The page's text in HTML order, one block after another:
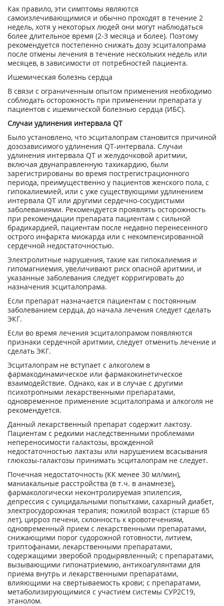
Как правило, эти симптомы являются
самоизлечивающимися и обычно проходят в течение 2
недель, хотя у некоторых людей они могут наблюдаться
более длительное время (2-3 месяца и более). Поэтому
рекомендуется постепенно снижать дозу эсциталопрама
после отмены лечения в течение нескольких недель или
месяцев, в зависимости от потребностей пациента.
Ишемическая болезнь сердца
В связи с ограниченным опытом применения необходимо
соблюдать осторожность при применении препарата у
пациентов с ишемической болезнью сердца (ИБС).
Случаи удлинения интервала QT
Было установлено, что эсциталопрам становится причиной
дозозависимого удлинения QT-интервала. Случаи
удлинения интервала QT и желудочковой аритмии,
включая двунаправленную тахикардию, были
зарегистрированы во время пострегистрационного
периода, преимущественно у пациентов женского пола, с
гипокалиемией, или с уже существующими удлинением
интервала QT или другими сердечно-сосудистыми
заболеваниями. Рекомендуется проявлять осторожность
при рекомендации препарата пациентам с сильной
брадикардией, пациентам после недавно перенесенного
острого инфаркта миокарда или с некомпенсированной
сердечной недостаточностью.
Электролитные нарушения, такие как гипокалиемия и
гипомагниемия, увеличивают риск опасной аритмии, и
указанные заболевания следует корригировать до
назначения эсциталопрама.
Если препарат назначается пациентам с постоянным
заболеванием сердца, до начала лечения следует сделать
ЭКГ.
Если во время лечения эсциталопрамом появляются
признаки сердечной аритмии, следует отменить лечение и
сделать ЭКГ.
Эсциталопрам не вступает с алкоголем в
фармакодинамическое или фармакокинетическое
взаимодействие. Однако, как и в случае с другими
психотропными лекарственными препаратами,
одновременное применение эсциталопрама и алкоголя не
рекомендуется.
Данный лекарственный препарат содержит лактозу.
Пациентам с редкими наследственными проблемами
непереносимости галактозы, врожденной
недостаточностью лактазы или нарушением всасывания
глюкозы-галактозы принимать эсциталопрам не следует.
Почечная недостаточность (КК менее 30 мл/мин),
маниакальные расстройства (в т.ч. в анамнезе),
фармакологически неконтролируемая эпилепсия,
депрессия с суицидальными попытками, сахарный диабет,
электросудорожная терапия; пожилой возраст (старше 65
лет), цирроз печени, склонность к кровотечениям,
одновременный прием с лекарственными препаратами,
снижающими порог судорожной готовности, литием,
триптофанами, лекарственными препаратами,
содержащими зверобой продырявленный; с препаратами,
вызывающими гипонатриемию, антикоагулянтами для
приема внутрь и лекарственными препаратами,
влияющими на свертываемость крови; с препаратами,
метаболизирующимися с участием системы СУР2С19,
этанолом.